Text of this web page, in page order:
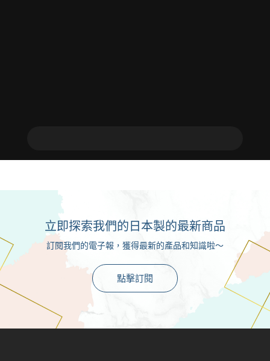
立即探索我們的日本製的最新商品
訂閱我們的電子報，獲得最新的產品和知識啦～
點擊訂閱